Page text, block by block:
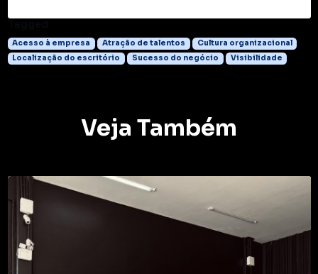
Acesso à empresa Atração de talentos
Cultura organizacional
Localização do escritório
Sucesso do negócio Visibilidade
Veja Também